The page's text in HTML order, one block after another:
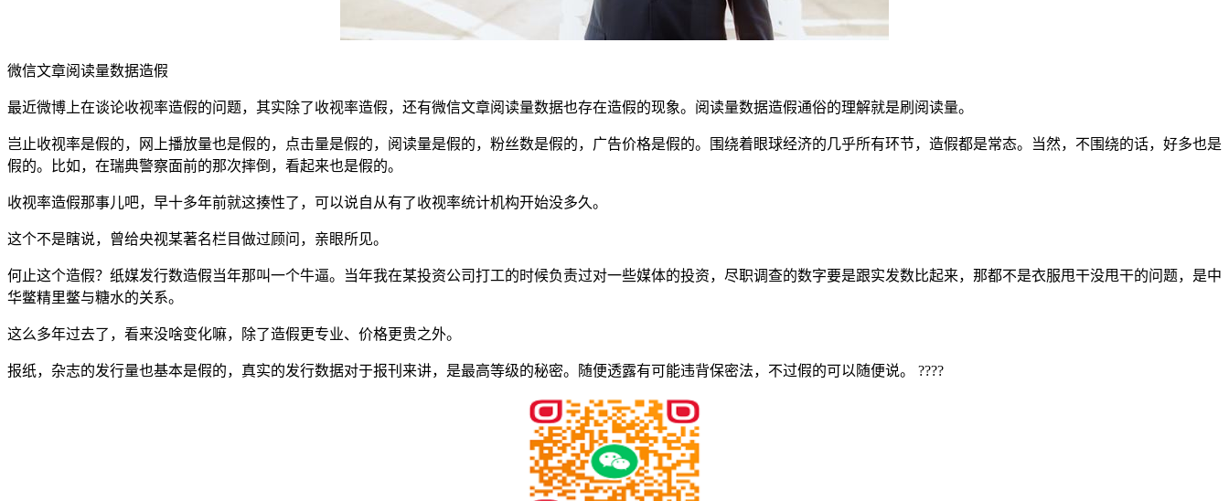
微信文章阅读量数据造假
最近微博上在谈论收视率造假的问题，其实除了收视率造假，还有微信文章阅读量数据也存在造假的现象。阅读量数据造假通俗的理解就是刷阅读量。
岂止收视率是假的，网上播放量也是假的，点击量是假的，阅读量是假的，粉丝数是假的，广告价格是假的。围绕着眼球经济的几乎所有环节，造假都是常态。当然，不围绕的话，好多也是
假的。比如，在瑞典警察面前的那次摔倒，看起来也是假的。
收视率造假那事儿吧，早十多年前就这揍性了，可以说自从有了收视率统计机构开始没多久。
这个不是瞎说，曾给央视某著名栏目做过顾问，亲眼所见。
何止这个造假？纸媒发行数造假当年那叫一个牛逼。当年我在某投资公司打工的时候负责过对一些媒体的投资，尽职调查的数字要是跟实发数比起来，那都不是衣服甩干没甩干的问题，是中
华鳖精里鳖与糖水的关系。
这么多年过去了，看来没啥变化嘛，除了造假更专业、价格更贵之外。
报纸，杂志的发行量也基本是假的，真实的发行数据对于报刊来讲，是最高等级的秘密。随便透露有可能违背保密法，不过假的可以随便说。 ????